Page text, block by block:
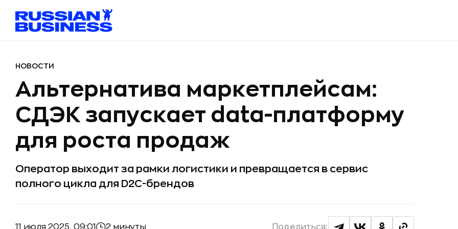
НОВОСТИ
Альтернатива маркетплейсам:
СДЭК запускает data-платформу
для роста продаж
Оператор выходит за рамки логистики и превращается в сервис
полного цикла для D2C-брендов
11 июля 2025, 09:01 2 минуты Поделиться: